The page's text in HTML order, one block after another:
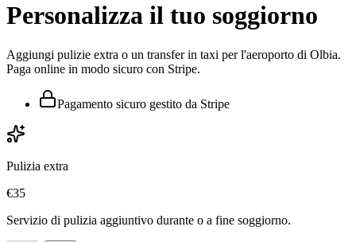
Personalizza il tuo soggiorno
Aggiungi pulizie extra o un transfer in taxi per l'aeroporto di Olbia.
Paga online in modo sicuro con Stripe.
Pagamento sicuro gestito da Stripe
Pulizia extra
€35
Servizio di pulizia aggiuntivo durante o a fine soggiorno.